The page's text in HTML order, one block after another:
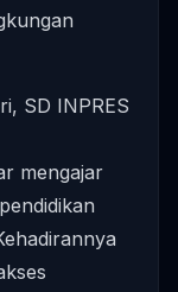
SD INPRES
mengajar